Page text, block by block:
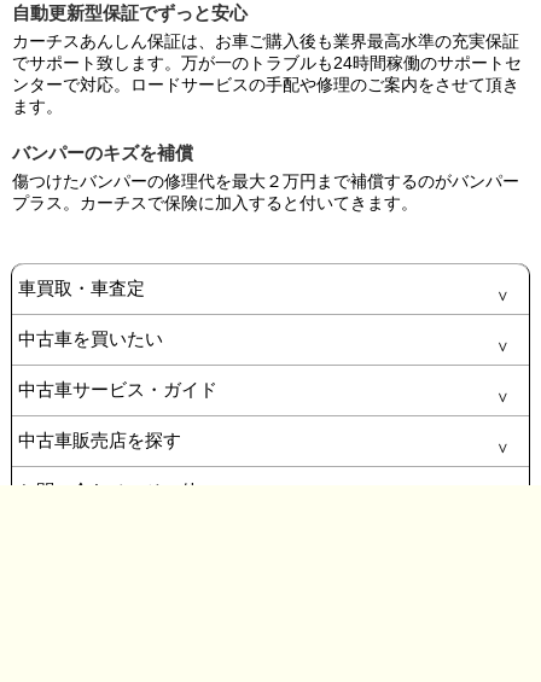
自動更新型保証でずっと安心
カーチスあんしん保証は、お車ご購入後も業界最高水準の充実保証
でサポート致します。万が一のトラブルも24時間稼働のサポートセ
ンターで対応。ロードサービスの手配や修理のご案内をさせて頂き
ます。
バンパーのキズを補償
傷つけたバンパーの修理代を最大２万円まで補償するのがバンパー
プラス。カーチスで保険に加入すると付いてきます。
車買取・車査定
中古車を買いたい
中古車サービス・ガイド
中古車販売店を探す
お問い合わせ・その他